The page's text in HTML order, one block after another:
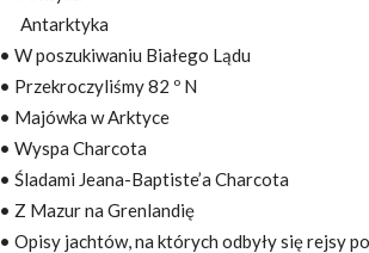
Antarktyka
• W poszukiwaniu Białego Lądu
• Przekroczyliśmy 82 º N
• Majówka w Arktyce
• Wyspa Charcota
• Śladami Jeana-Baptiste’a Charcota
• Z Mazur na Grenlandię
• Opisy jachtów, na których odbyły się rejsy